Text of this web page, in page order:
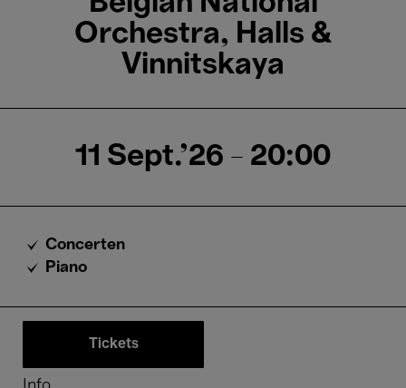
Orchestra, Halls &
Vinnitskaya
11 Sept.'26 - 20:00
Concerten
Piano
Tickets